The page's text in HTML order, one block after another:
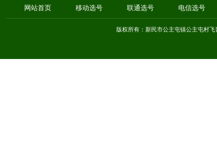
网站首页 移动选号 联通选号 电信选号
版权所有：新民市公主屯镇公主屯村